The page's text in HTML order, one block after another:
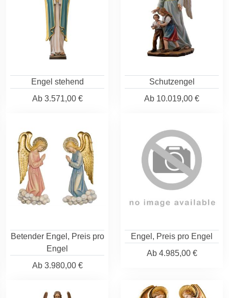
Engel stehend
Ab3.571,00 €
Schutzengel
Ab 10.019,00 €
Betender Engel, Preis pro
Engel
Ab3.980,00 €
Engel, Preis pro Engel
Ab4.985,00 €